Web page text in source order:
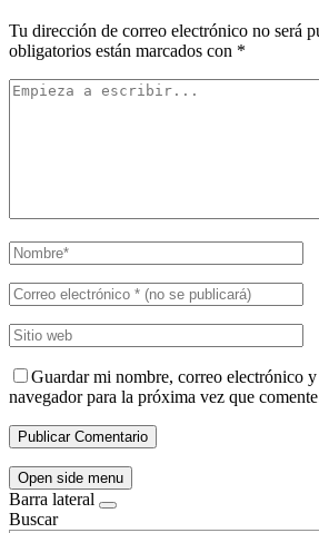
Tu dirección de correo electrónico no será
obligatorios están marcados con *
Guardar mi nombre, correo electrónico
navegador para la próxima vez que
Open side menu
Barra lateral
Buscar